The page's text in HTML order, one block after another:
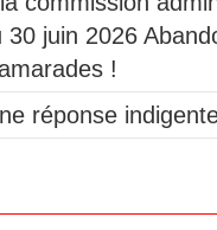
30 juin 2026
!
réponse